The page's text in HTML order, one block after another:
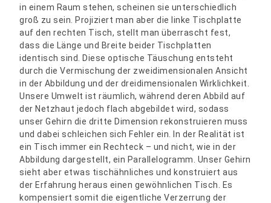
in einem Raum stehen, scheinen sie unterschiedlich
groß zu sein. Projiziert man aber die linke Tischplatte
auf den rechten Tisch, stellt man überrascht fest,
dass die Länge und Breite beider Tischplatten
identisch sind. Diese optische Täuschung entsteht
durch die Vermischung der zweidimensionalen Ansicht
in der Abbildung und der dreidimensionalen Wirklichkeit.
Unsere Umwelt ist räumlich, während deren Abbild auf
der Netzhaut jedoch flach abgebildet wird, sodass
unser Gehirn die dritte Dimension rekonstruieren muss
und dabei schleichen sich Fehler ein. In der Realität ist
ein Tisch immer ein Rechteck – und nicht, wie in der
Abbildung dargestellt, ein Parallelogramm. Unser Gehirn
sieht aber etwas tischähnliches und konstruiert aus
der Erfahrung heraus einen gewöhnlichen Tisch. Es
kompensiert somit die eigentliche Verzerrung der